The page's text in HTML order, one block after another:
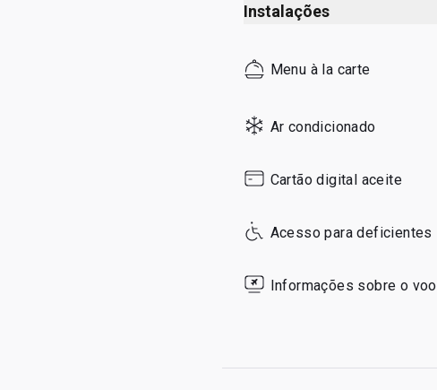
Instalações
Menu à la carte
Ar condicionado
Cartão digital aceite
Acesso para deficientes
Informações sobre o voo